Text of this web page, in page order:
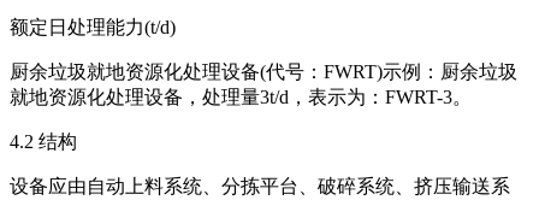
额定日处理能力(t/d)
厨余垃圾就地资源化处理设备(代号：FWRT)示例：厨余垃圾
就地资源化处理设备，处理量3t/d，表示为：FWRT-3。
4.2 结构
设备应由自动上料系统、分拣平台、破碎系统、挤压输送系